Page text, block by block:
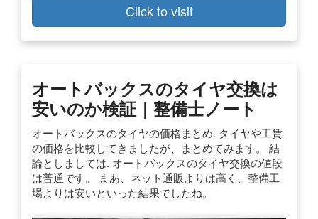
Click to visit
オートバックスのタイヤ交換は
安いのか検証｜整備士ノート
オートバックスのタイヤの価格まとめ. タイヤや工賃
の価格を比較してきましたが、まとめてみます。 結
論としましては. オートバックスのタイヤ交換の値段
は普通です。 まあ、ネット通販よりは高く、整備工
場よりは安いといった結果でしたね。